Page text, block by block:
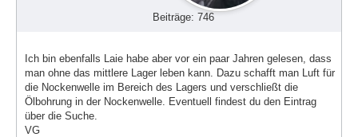
Beiträge: 746
Ich bin ebenfalls Laie habe aber vor ein paar Jahren gelesen, dass
man ohne das mittlere Lager leben kann. Dazu schafft man Luft für
die Nockenwelle im Bereich des Lagers und verschließt die
Ölbohrung in der Nockenwelle. Eventuell findest du den Eintrag
über die Suche.
VG